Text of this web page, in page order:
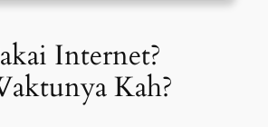
Internet?
Kah?